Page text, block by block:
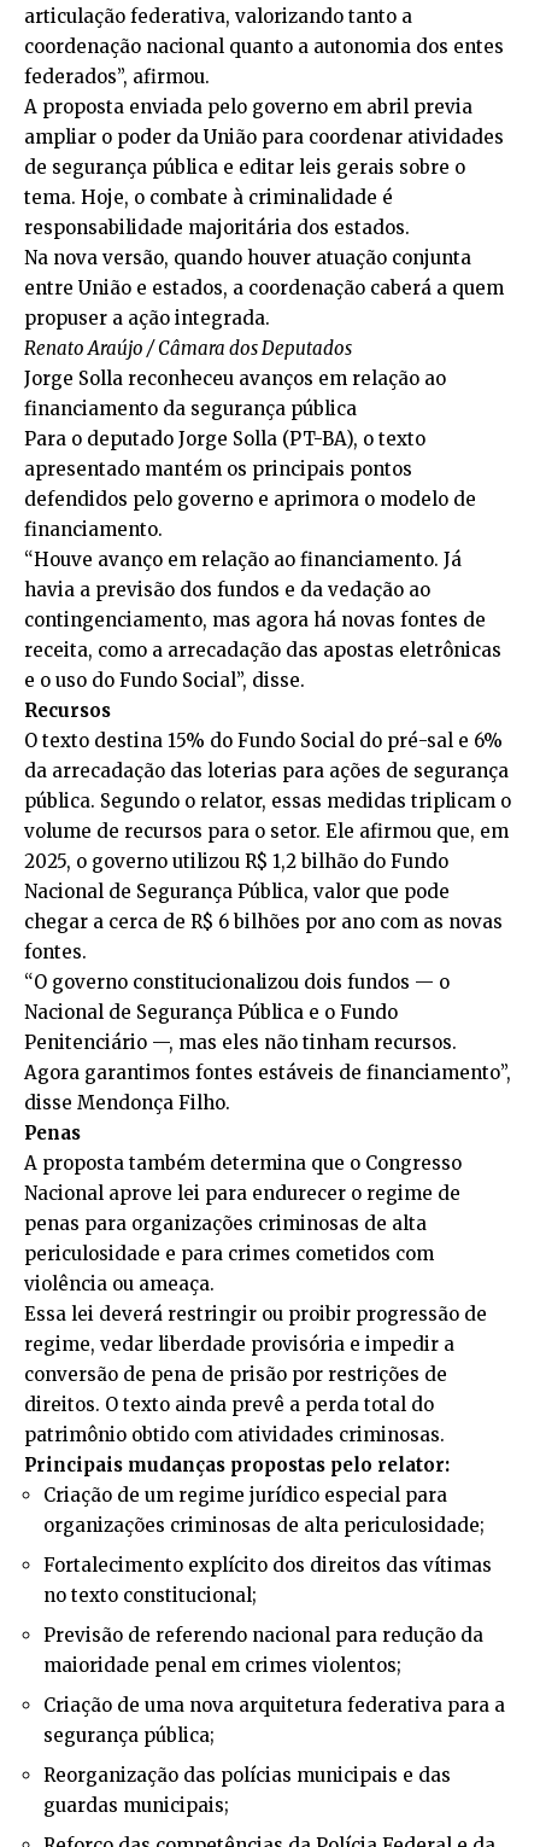
articulação federativa, valorizando tanto a
coordenação nacional quanto a autonomia dos entes
federados”, afirmou.
A proposta enviada pelo governo em abril previa
ampliar o poder da União para coordenar atividades
de segurança pública e editar leis gerais sobre o
tema. Hoje, o combate à criminalidade é
responsabilidade majoritária dos estados.
Na nova versão, quando houver atuação conjunta
entre União e estados, a coordenação caberá a quem
propuser a ação integrada.
Renato Araújo / Câmara dos Deputados
Jorge Solla reconheceu avanços em relação ao
financiamento da segurança pública
Para o deputado Jorge Solla (PT-BA), o texto
apresentado mantém os principais pontos
defendidos pelo governo e aprimora o modelo de
financiamento.
“Houve avanço em relação ao financiamento. Já
havia a previsão dos fundos e da vedação ao
contingenciamento, mas agora há novas fontes de
receita, como a arrecadação das apostas eletrônicas
e o uso do Fundo Social”, disse.
Recursos
O texto destina 15% do Fundo Social do pré-sal e 6%
da arrecadação das loterias para ações de segurança
pública. Segundo o relator, essas medidas triplicam o
volume de recursos para o setor. Ele afirmou que, em
2025, o governo utilizou R$ 1,2 bilhão do Fundo
Nacional de Segurança Pública, valor que pode
chegar a cerca de R$ 6 bilhões por ano com as novas
fontes.
“O governo constitucionalizou dois fundos — o
Nacional de Segurança Pública e o Fundo
Penitenciário —, mas eles não tinham recursos.
Agora garantimos fontes estáveis de financiamento”,
disse Mendonça Filho.
Penas
A proposta também determina que o Congresso
Nacional aprove lei para endurecer o regime de
penas para organizações criminosas de alta
periculosidade e para crimes cometidos com
violência ou ameaça.
Essa lei deverá restringir ou proibir progressão de
regime, vedar liberdade provisória e impedir a
conversão de pena de prisão por restrições de
direitos. O texto ainda prevê a perda total do
patrimônio obtido com atividades criminosas.
Principais mudanças propostas pelo relator:
Criação de um regime jurídico especial para
organizações criminosas de alta periculosidade;
Fortalecimento explícito dos direitos das vítimas
no texto constitucional;
Previsão de referendo nacional para redução da
maioridade penal em crimes violentos;
Criação de uma nova arquitetura federativa para a
segurança pública;
Reorganização das polícias municipais e das
guardas municipais;